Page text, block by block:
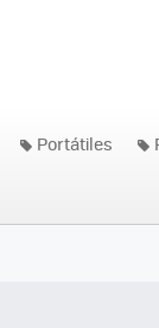
Portátiles